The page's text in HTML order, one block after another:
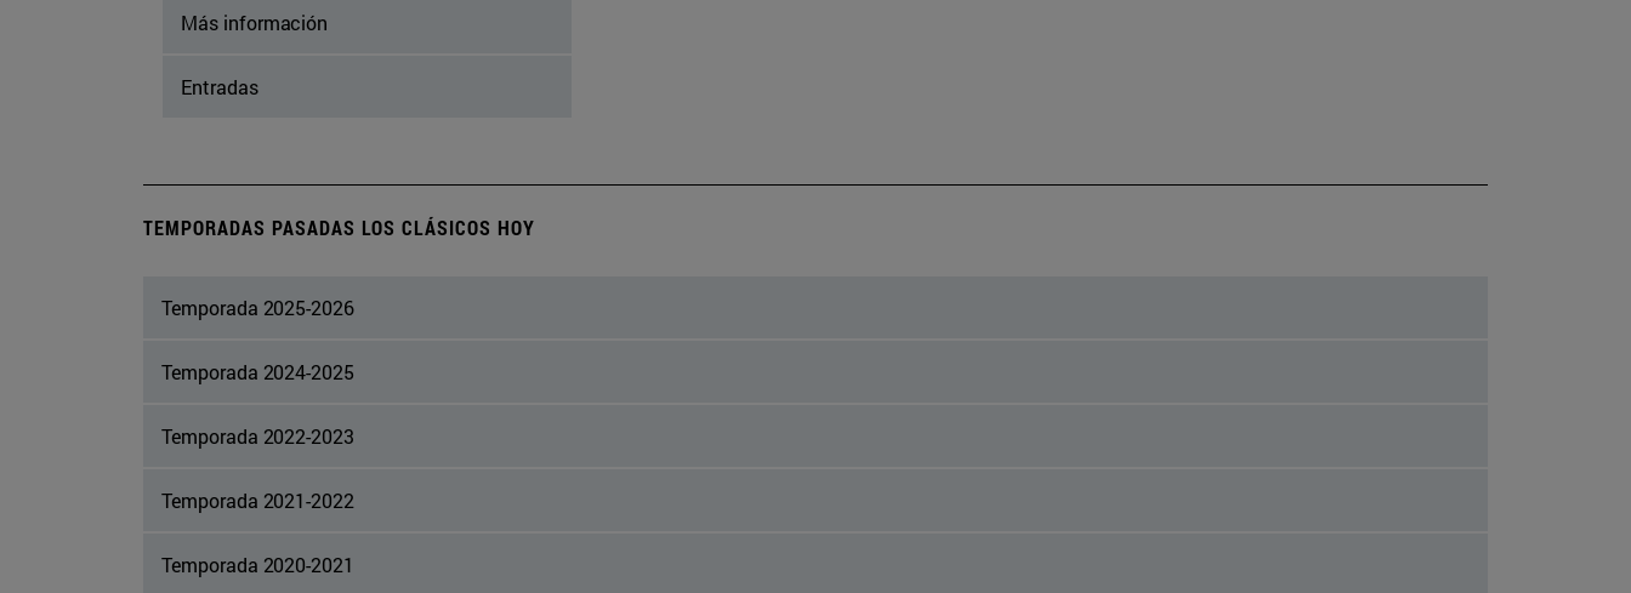
Más información
Entradas
TEMPORADAS PASADAS LOS CLÁSICOS HOY
Temporada 2025-2026
Temporada 2024-2025
Temporada 2022-2023
Temporada 2021-2022
Temporada 2020-2021